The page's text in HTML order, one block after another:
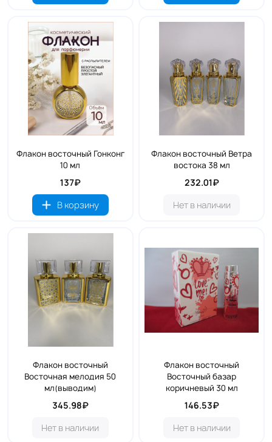
Флакон восточный Гонконг
10 мл
137₽
В корзину
Флакон восточный Ветра
востока 38 мл
232.01₽
Нет в наличии
Флакон восточный
Восточная мелодия 50
мл(выводим)
345.98₽
Нет в наличии
Флакон восточный
Восточный базар
коричневый 30 мл
146.53₽
Нет в наличии